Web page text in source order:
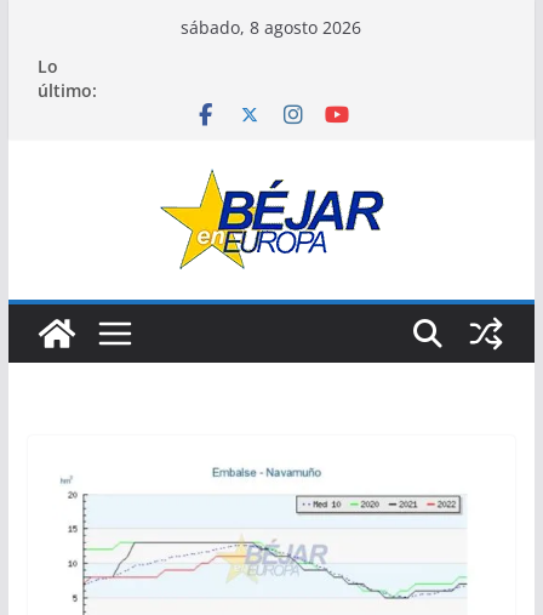
contenido
sábado, 8 agosto 2026
Lo
último: